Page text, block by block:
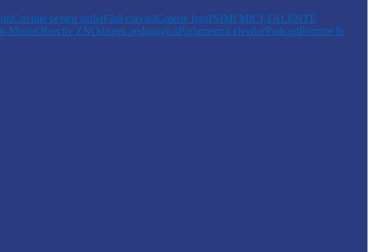
Cuvinte pentru sufletFără cravatăGalerie fotoINIMI MICI,TALENTE
MisterObiectiv ZNOdiseea pedagogicăParlamentul elevilorPodcastPortrete în